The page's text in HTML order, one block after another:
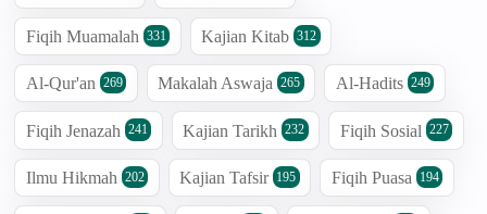
Fiqih Muamalah 331 Kajian Kitab 312
Al-Qur'an 269 Makalah Aswaja 265 Al-Hadits 249
Fiqih Jenazah 241 Kajian Tarikh 232 Fiqih Sosial 227
Ilmu Hikmah 202 Kajian Tafsir 195 Fiqih Puasa 194